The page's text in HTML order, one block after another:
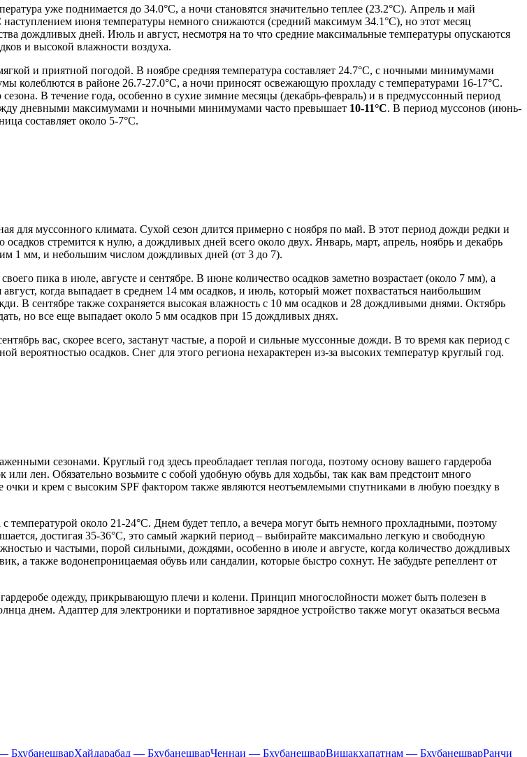
уже поднимается до 34.0°C, а ночи становятся значительно теплее (23.2°C). Апрель и май
июня температуры немного снижаются (средний максимум 34.1°C), но этот месяц
дождливых дней. Июль и август, несмотря на то что средние максимальные температуры опускаются
и высокой влажности воздуха.
и приятной погодой. В ноябре средняя температура составляет 24.7°C, с ночными минимумами
колеблются в районе 26.7-27.0°C, а ночи приносят освежающую прохладу с температурами 16-17°C.
В течение года, особенно в сухие зимние месяцы (декабрь-февраль) и в предмуссонный период
дневными максимумами и ночными минимумами часто превышает 10-11°C. В период муссонов (июнь-
составляет около 5-7°C.
для муссонного климата. Сухой сезон длится примерно с ноября по май. В этот период дожди редки и
стремится к нулю, а дождливых дней всего около двух. Январь, март, апрель, ноябрь и декабрь
1 мм, и небольшим числом дождливых дней (от 3 до 7).
пика в июле, августе и сентябре. В июне количество осадков заметно возрастает (около 7 мм), а
когда выпадает в среднем 14 мм осадков, и июль, который может похвастаться наибольшим
В сентябре также сохраняется высокая влажность с 10 мм осадков и 28 дождливыми днями. Октябрь
но все еще выпадает около 5 мм осадков при 15 дождливых днях.
вас, скорее всего, застанут частые, а порой и сильные муссонные дожди. В то время как период с
осадков. Снег для этого региона нехарактерен из-за высоких температур круглый год.
сезонами. Круглый год здесь преобладает теплая погода, поэтому основу вашего гардероба
лен. Обязательно возьмите с собой удобную обувь для ходьбы, так как вам предстоит много
очки и крем с высоким SPF фактором также являются неотъемлемыми спутниками в любую поездку в
с температурой около 21-24°C. Днем будет тепло, а вечера могут быть немного прохладными, поэтому
достигая 35-36°C, это самый жаркий период – выбирайте максимально легкую и свободную
и частыми, порой сильными, дождями, особенно в июле и августе, когда количество дождливых
а также водонепроницаемая обувь или сандалии, которые быстро сохнут. Не забудьте репеллент от
одежду, прикрывающую плечи и колени. Принцип многослойности может быть полезен в
днем. Адаптер для электроники и портативное зарядное устройство также могут оказаться весьма
БхубанешварХайдарабад — БхубанешварЧеннаи — БхубанешварВишакхапатнам — БхубанешварРанчи